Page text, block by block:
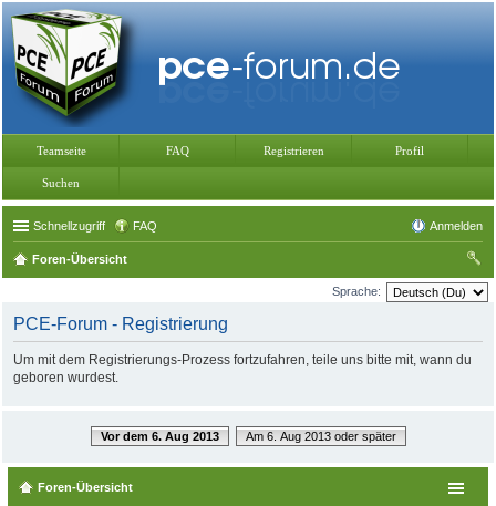
Teamseite FAQ Registrieren Profil
Suchen
Schnellzugriff FAQ Anmelden
Foren-Übersicht
uc
Sprache:
PCE-Forum - Registrierung
Um mit dem Registrierungs-Prozess fortzufahren, teile uns bitte mit, wann du
geboren wurdest.
Vor dem 6. Aug 2013 Am 6. Aug 2013 oder später
Foren-Übersicht